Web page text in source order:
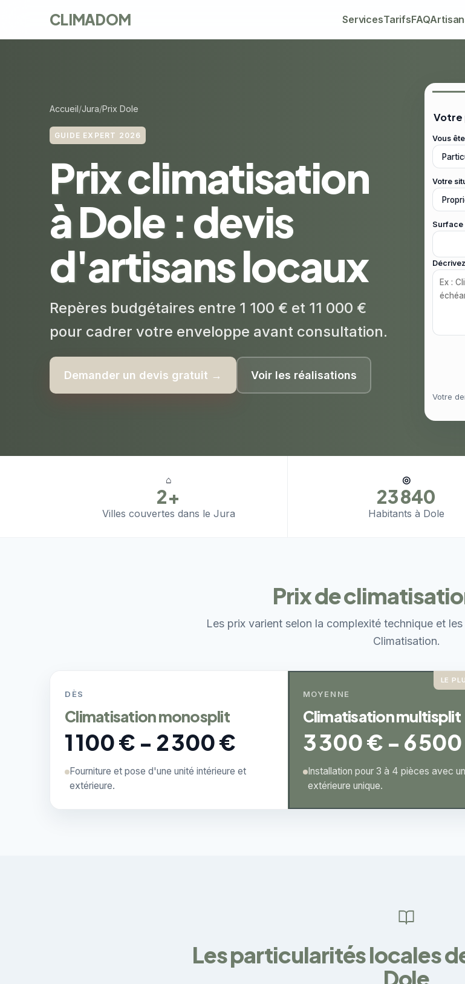
CLIMADOM ServicesTarifsFAQ
Accueil Jura Prix Dole
GUIDE EXPERT 2026
Prix climatisation
à Dole : devis
d'artisans locaux
Repères budgétaires entre 1 100 € et 11 000 €
pour cadrer votre enveloppe avant consultation.
Demander un devis gratuit → Voir les réalisations
Votre
Vous
Votre
Surface
Votre
⌂
2+
Villes couvertes dans le Jura
◎
23 840
Habitants à Dole
Prix de
Les prix varient selon la complexité technique et
Climatisation.
DÈS
Climatisation monosplit
1 100 € - 2 300 €
Fourniture et pose d'une unité intérieure et
extérieure.
LE
MOYENNE
Climatisation multisplit
3 300 € - 6
Installation pour 3 à 4 pièces avec
extérieure unique.
Les particularités locales
Dole